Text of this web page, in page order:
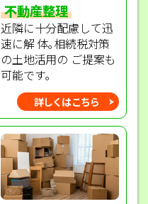
不動産整理
近隣に十分配慮して迅
速に解 体｡相続税対策
の土地活用の ご提案も
可能です｡
詳しくはこちら